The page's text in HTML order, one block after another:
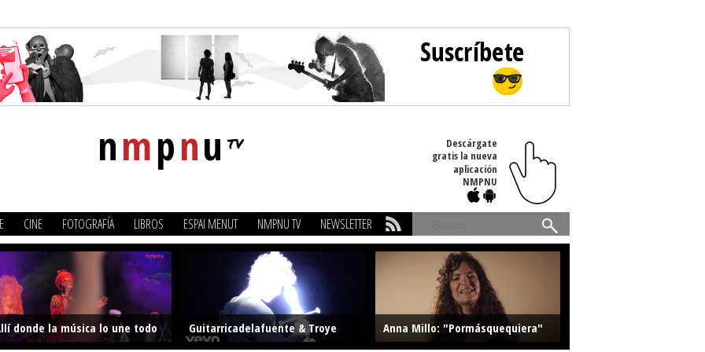
nmpnu tv
Descárgate
gratis la nueva
aplicación
NMPNU
CINE FOTOGRAFÍA LIBROS ESPAI MENUT NMPNU TV NEWSLETTER
Buscar
donde la música lo une todo
Guitarricadelafuente & Troye
Anna Millo: "Pormásquequiera"